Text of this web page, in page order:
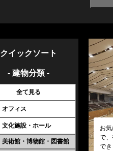
クイックソート
- 建物分類 -
全て見る
オフィス
文化施設・ホール
美術館・博物館・図書館
お
で
で